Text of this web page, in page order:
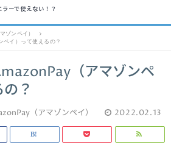
ーで使えない！？
ゾンペイ）
イ）って使えるの？
（アマゾンペ
？
（アマゾンペイ） 2022.02.13